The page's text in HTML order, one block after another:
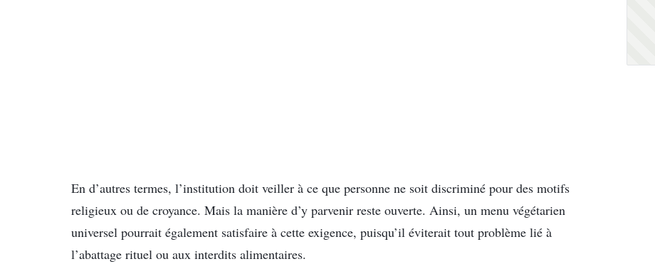
En d’autres termes, l’institution doit veiller à ce que personne ne soit discriminé pour des motifs
religieux ou de croyance. Mais la manière d’y parvenir reste ouverte. Ainsi, un menu végétarien
universel pourrait également satisfaire à cette exigence, puisqu’il éviterait tout problème lié à
l’abattage rituel ou aux interdits alimentaires.